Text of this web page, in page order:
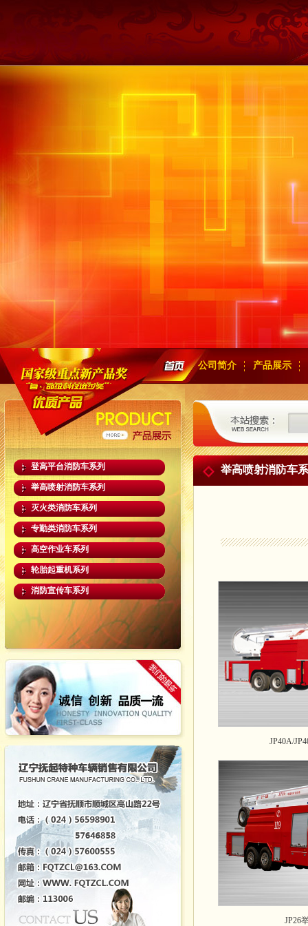
公司简介 产品展示
登高平台消防车系列
举高喷射消防车系列
灭火类消防车系列
专勤类消防车系列
高空作业车系列
轮胎起重机系列
消防宣传车系列
举高喷射消防车
JP40A/
JP26